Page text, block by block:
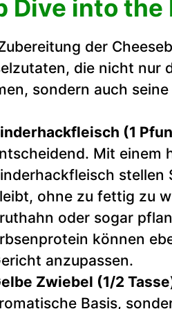
Dive into
der
die nicht nur
sondern auch
(1
Mit einem
stellen
ohne zu fettig zu
oder sogar
können
anzupassen.
Zwiebel (1/2
Basis,